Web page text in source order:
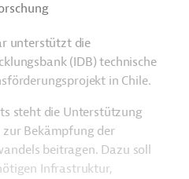
unterstützt die
(IDB) technische
in Chile.
steht die Unterstützung
Bekämpfung der
beitragen. Dazu soll
Infrastruktur,